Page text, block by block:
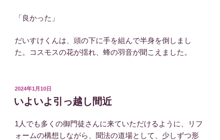
「良かった」
だいすけくんは、頭の下に手を組んで半身を倒しまし
た。コスモスの花が揺れ、蜂の羽音が聞こえました。
投
稿
日:
2024年1月10日
いよいよ引っ越し間近
1人でも多くの御門徒さんに来ていただけるように、リフ
ォームの構想しながら、聞法の道場として、少しずつ形